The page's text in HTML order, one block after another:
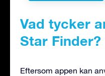
Vad tycker
Star Finder?
Eftersom appen kan